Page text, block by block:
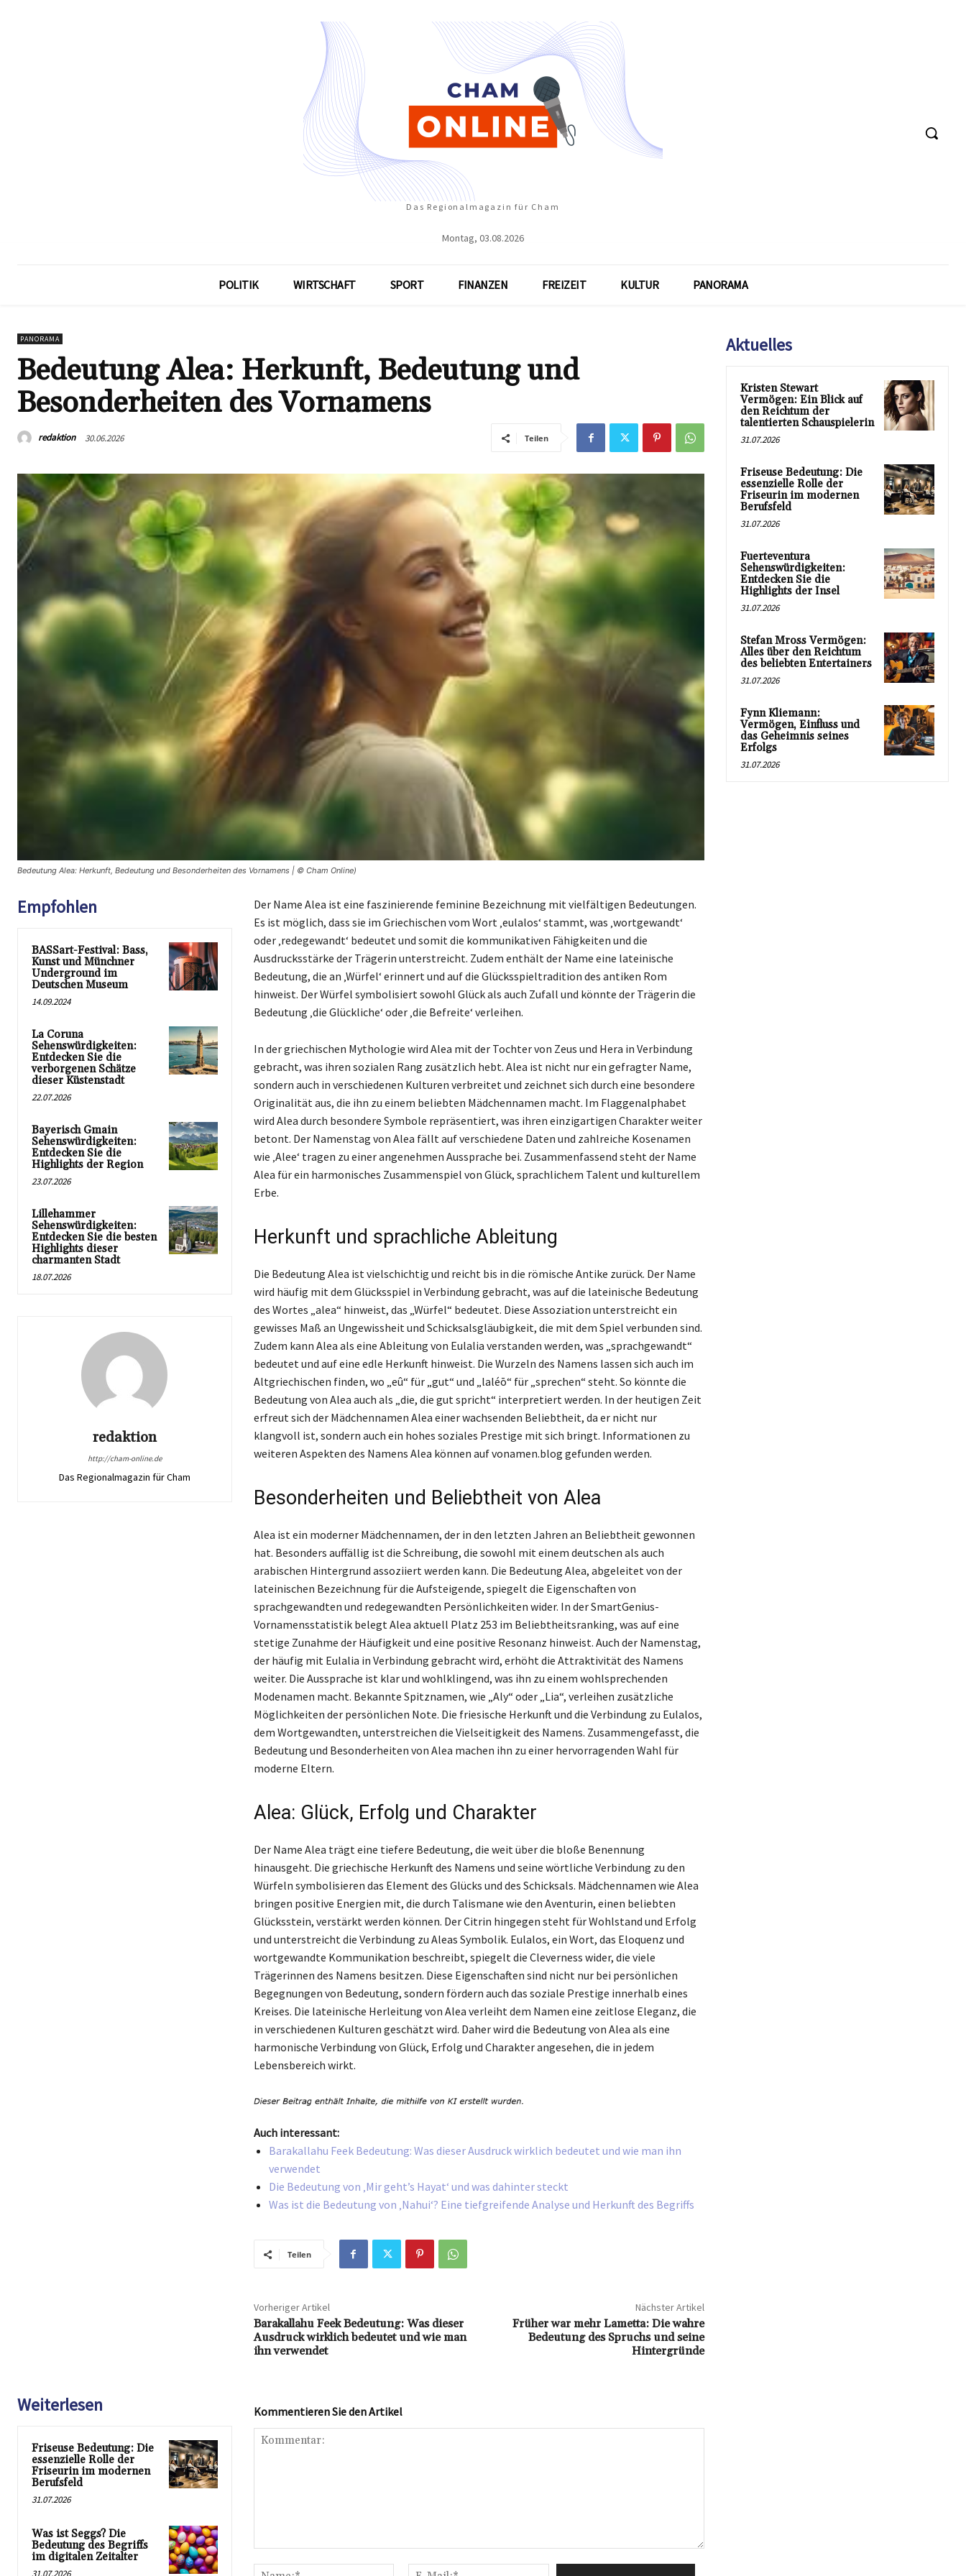
Das Regionalmagazin für Cham
Montag, 03.08.2026
POLITIK WIRTSCHAFT SPORT FINANZEN FREIZEIT KULTUR PANORAMA
PANORAMA
Bedeutung Alea: Herkunft, Bedeutung und
Besonderheiten des Vornamens
redaktion 30.06.2026 Teilen
Bedeutung Alea: Herkunft, Bedeutung und Besonderheiten des Vornamens | © Cham Online)
Empfohlen
BASSart-Festival: Bass,
Kunst und Münchner
Underground im
Deutschen Museum
14.09.2024
La Coruna
Sehenswürdigkeiten:
Entdecken Sie die
verborgenen Schätze
dieser Küstenstadt
22.07.2026
Bayerisch Gmain
Sehenswürdigkeiten:
Entdecken Sie die
Highlights der Region
23.07.2026
Lillehammer
Sehenswürdigkeiten:
Entdecken Sie die besten
Highlights dieser
charmanten Stadt
18.07.2026
redaktion
http://cham-online.de
Das Regionalmagazin für Cham
Der Name Alea ist eine faszinierende feminine Bezeichnung mit vielfältigen Bedeutungen.
Es ist möglich, dass sie im Griechischen vom Wort ‚eulalos‘ stammt, was ‚wortgewandt‘
oder ‚redegewandt‘ bedeutet und somit die kommunikativen Fähigkeiten und die
Ausdrucksstärke der Trägerin unterstreicht. Zudem enthält der Name eine lateinische
Bedeutung, die an ‚Würfel‘ erinnert und auf die Glücksspieltradition des antiken Rom
hinweist. Der Würfel symbolisiert sowohl Glück als auch Zufall und könnte der Trägerin die
Bedeutung ‚die Glückliche‘ oder ‚die Befreite‘ verleihen.
In der griechischen Mythologie wird Alea mit der Tochter von Zeus und Hera in Verbindung
gebracht, was ihren sozialen Rang zusätzlich hebt. Alea ist nicht nur ein gefragter Name,
sondern auch in verschiedenen Kulturen verbreitet und zeichnet sich durch eine besondere
Originalität aus, die ihn zu einem beliebten Mädchennamen macht. Im Flaggenalphabet
wird Alea durch besondere Symbole repräsentiert, was ihren einzigartigen Charakter weiter
betont. Der Namenstag von Alea fällt auf verschiedene Daten und zahlreiche Kosenamen
wie ‚Alee‘ tragen zu einer angenehmen Aussprache bei. Zusammenfassend steht der Name
Alea für ein harmonisches Zusammenspiel von Glück, sprachlichem Talent und kulturellem
Erbe.
Herkunft und sprachliche Ableitung
Die Bedeutung Alea ist vielschichtig und reicht bis in die römische Antike zurück. Der Name
wird häufig mit dem Glücksspiel in Verbindung gebracht, was auf die lateinische Bedeutung
des Wortes „alea“ hinweist, das „Würfel“ bedeutet. Diese Assoziation unterstreicht ein
gewisses Maß an Ungewissheit und Schicksalsgläubigkeit, die mit dem Spiel verbunden sind.
Zudem kann Alea als eine Ableitung von Eulalia verstanden werden, was „sprachgewandt“
bedeutet und auf eine edle Herkunft hinweist. Die Wurzeln des Namens lassen sich auch im
Altgriechischen finden, wo „eû“ für „gut“ und „laléō“ für „sprechen“ steht. So könnte die
Bedeutung von Alea auch als „die, die gut spricht“ interpretiert werden. In der heutigen Zeit
erfreut sich der Mädchennamen Alea einer wachsenden Beliebtheit, da er nicht nur
klangvoll ist, sondern auch ein hohes soziales Prestige mit sich bringt. Informationen zu
weiteren Aspekten des Namens Alea können auf vonamen.blog gefunden werden.
Besonderheiten und Beliebtheit von Alea
Alea ist ein moderner Mädchennamen, der in den letzten Jahren an Beliebtheit gewonnen
hat. Besonders auffällig ist die Schreibung, die sowohl mit einem deutschen als auch
arabischen Hintergrund assoziiert werden kann. Die Bedeutung Alea, abgeleitet von der
lateinischen Bezeichnung für die Aufsteigende, spiegelt die Eigenschaften von
sprachgewandten und redegewandten Persönlichkeiten wider. In der SmartGenius-
Vornamensstatistik belegt Alea aktuell Platz 253 im Beliebtheitsranking, was auf eine
stetige Zunahme der Häufigkeit und eine positive Resonanz hinweist. Auch der Namenstag,
der häufig mit Eulalia in Verbindung gebracht wird, erhöht die Attraktivität des Namens
weiter. Die Aussprache ist klar und wohlklingend, was ihn zu einem wohlsprechenden
Modenamen macht. Bekannte Spitznamen, wie „Aly“ oder „Lia“, verleihen zusätzliche
Möglichkeiten der persönlichen Note. Die friesische Herkunft und die Verbindung zu Eulalos,
dem Wortgewandten, unterstreichen die Vielseitigkeit des Namens. Zusammengefasst, die
Bedeutung und Besonderheiten von Alea machen ihn zu einer hervorragenden Wahl für
moderne Eltern.
Alea: Glück, Erfolg und Charakter
Der Name Alea trägt eine tiefere Bedeutung, die weit über die bloße Benennung
hinausgeht. Die griechische Herkunft des Namens und seine wörtliche Verbindung zu den
Würfeln symbolisieren das Element des Glücks und des Schicksals. Mädchennamen wie Alea
bringen positive Energien mit, die durch Talismane wie den Aventurin, einen beliebten
Glücksstein, verstärkt werden können. Der Citrin hingegen steht für Wohlstand und Erfolg
und unterstreicht die Verbindung zu Aleas Symbolik. Eulalos, ein Wort, das Eloquenz und
wortgewandte Kommunikation beschreibt, spiegelt die Cleverness wider, die viele
Trägerinnen des Namens besitzen. Diese Eigenschaften sind nicht nur bei persönlichen
Begegnungen von Bedeutung, sondern fördern auch das soziale Prestige innerhalb eines
Kreises. Die lateinische Herleitung von Alea verleiht dem Namen eine zeitlose Eleganz, die
in verschiedenen Kulturen geschätzt wird. Daher wird die Bedeutung von Alea als eine
harmonische Verbindung von Glück, Erfolg und Charakter angesehen, die in jedem
Lebensbereich wirkt.
Auch interessant:
Barakallahu Feek Bedeutung: Was dieser Ausdruck wirklich bedeutet und wie man ihn
verwendet
Die Bedeutung von ‚Mir geht’s Hayat‘ und was dahinter steckt
Was ist die Bedeutung von ‚Nahui‘? Eine tiefgreifende Analyse und Herkunft des Begriffs
Teilen
Vorheriger Artikel
Barakallahu Feek Bedeutung: Was dieser
Ausdruck wirklich bedeutet und wie man
ihn verwendet
Nächster Artikel
Früher war mehr Lametta: Die wahre
Bedeutung des Spruchs und seine
Hintergründe
Weiterlesen
Friseuse Bedeutung: Die
essenzielle Rolle der
Friseurin im modernen
Berufsfeld
31.07.2026
Was ist Seggs? Die
Bedeutung des Begriffs
im digitalen Zeitalter
Kommentieren Sie den Artikel
Name:*
Aktuelles
Kristen Stewart
Vermögen: Ein Blick auf
den Reichtum der
talentierten Schauspielerin
31.07.2026
Friseuse Bedeutung: Die
essenzielle Rolle der
Friseurin im modernen
Berufsfeld
31.07.2026
Fuerteventura
Sehenswürdigkeiten:
Entdecken Sie die
Highlights der Insel
31.07.2026
Stefan Mross Vermögen:
Alles über den Reichtum
des beliebten Entertainers
31.07.2026
Fynn Kliemann:
Vermögen, Einfluss und
das Geheimnis seines
Erfolgs
31.07.2026